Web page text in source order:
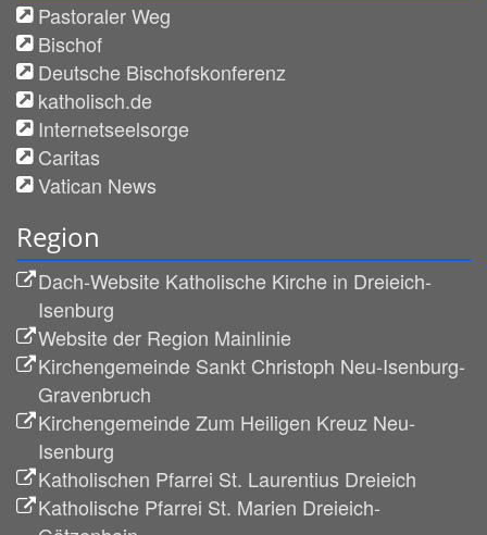
Pastoraler Weg
Bischof
Deutsche Bischofskonferenz
katholisch.de
Internetseelsorge
Caritas
Vatican News
Region
Dach-Website Katholische Kirche in Dreieich-
Isenburg
Website der Region Mainlinie
Kirchengemeinde Sankt Christoph Neu-Isenburg-
Gravenbruch
Kirchengemeinde Zum Heiligen Kreuz Neu-
Isenburg
Katholischen Pfarrei St. Laurentius Dreieich
Katholische Pfarrei St. Marien Dreieich-